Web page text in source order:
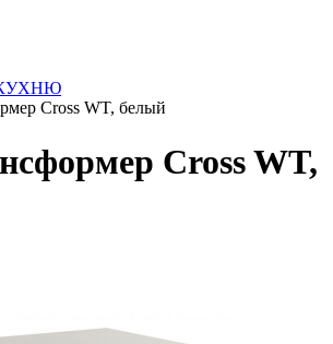
Cross WT, белый
Cross WT,